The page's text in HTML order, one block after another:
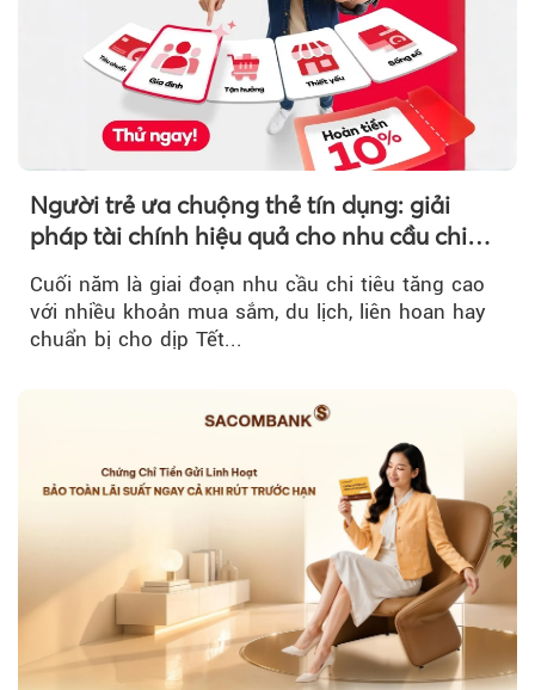
Người trẻ ưa chuộng thẻ tín dụng: giải
pháp tài chính hiệu quả cho nhu cầu chi
Cuối năm là giai đoạn nhu cầu chi tiêu tăng cao
với nhiều khoản mua sắm, du lịch, liên hoan hay
chuẩn bị cho dịp Tết...